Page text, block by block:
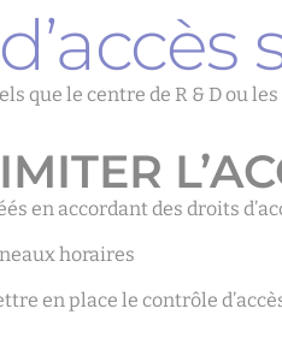
que le centre de R & D ou
en accordant des droits
horaires
en place le contrôle